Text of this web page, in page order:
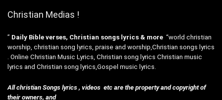
Christian Medias !
” Daily Bible verses, Christian songs lyrics & more “world christian
worship, christian song lyrics, praise and worship,Christian songs lyrics
. Online Christian Music Lyrics, Christian song lyrics Christian music
lyrics and Christian song lyrics,Gospel music lyrics.
All christian Songs lyrics , videos etc are the property and copyright of
their owners, and